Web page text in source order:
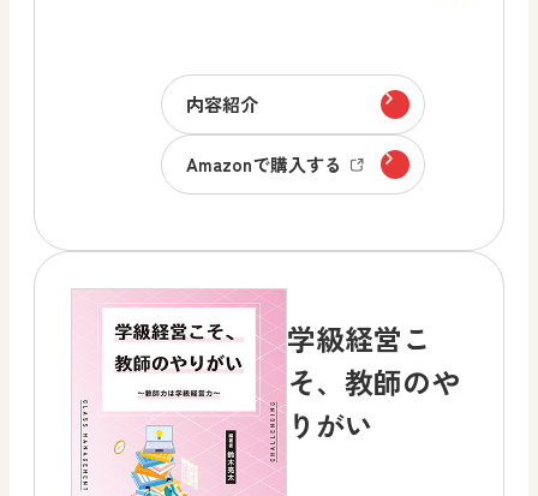
内容紹介
Amazonで購入する
学級経営こ
そ、教師のや
りがい